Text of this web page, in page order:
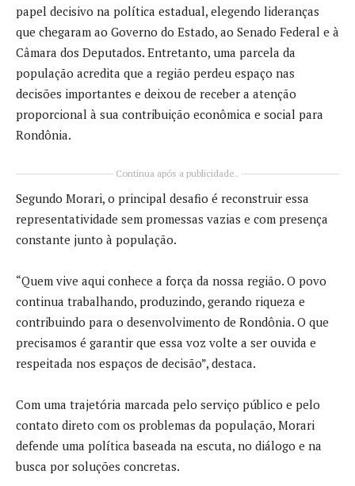
papel decisivo na política estadual, elegendo lideranças
que chegaram ao Governo do Estado, ao Senado Federal e à
Câmara dos Deputados. Entretanto, uma parcela da
população acredita que a região perdeu espaço nas
decisões importantes e deixou de receber a atenção
proporcional à sua contribuição econômica e social para
Rondônia.
Continua após a publicidade..
Segundo Morari, o principal desafio é reconstruir essa
representatividade sem promessas vazias e com presença
constante junto à população.
“Quem vive aqui conhece a força da nossa região. O povo
continua trabalhando, produzindo, gerando riqueza e
contribuindo para o desenvolvimento de Rondônia. O que
precisamos é garantir que essa voz volte a ser ouvida e
respeitada nos espaços de decisão”, destaca.
Com uma trajetória marcada pelo serviço público e pelo
contato direto com os problemas da população, Morari
defende uma política baseada na escuta, no diálogo e na
busca por soluções concretas.